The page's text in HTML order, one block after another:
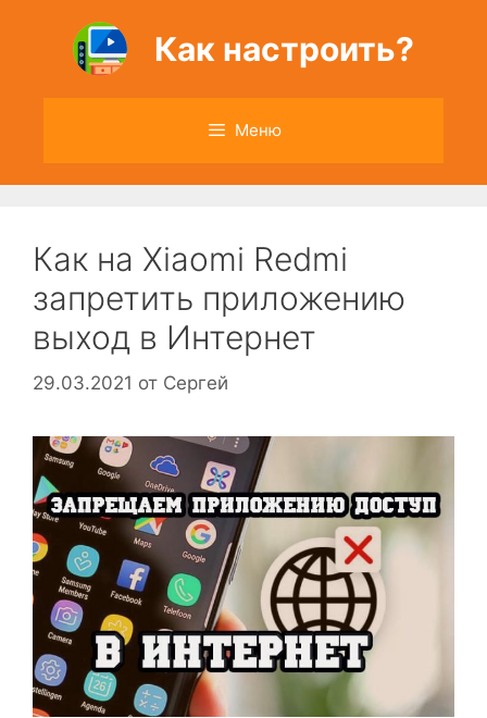
содержимому
Как настроить?
Меню
Как на Xiaomi Redmi
запретить приложению
выход в Интернет
29.03.2021 от Сергей